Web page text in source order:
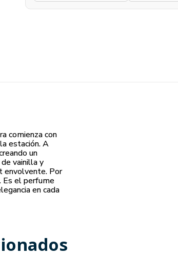
comienza con
estación. A
un
vainilla y
envolvente. Por
Es el perfume
en cada